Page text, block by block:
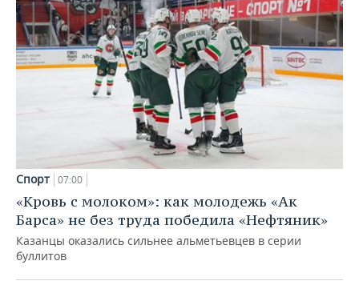
Спорт 07:00
«Кровь с молоком»: как молодежь «Ак
Барса» не без труда победила «Нефтяник»
Казанцы оказались сильнее альметьевцев в серии
буллитов